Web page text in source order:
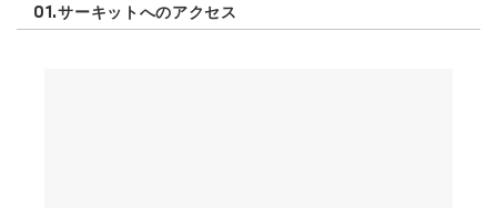
01.サーキットへのアクセス